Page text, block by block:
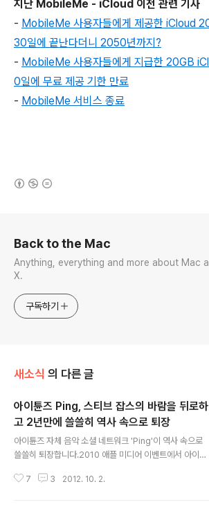
지난 MobileMe - iCloud 이전 관련 기사
- MobileMe 사용자들에게 제공한 iCloud
30일에 끝난다더니 2050년까지?
- MobileMe 사용자들에게 지급한 20GB
0일에 무료 제공 기한 만료
- MobileMe 서비스 종료
Back to the Mac
Anything, everything and more about Mac
X.
구독하기
새소식 의 다른 글
아이튠즈 Ping, 스티브 잡스의 바람을 뒤로하
고 2년만에 쓸쓸히 역사 속으로 퇴장
아이튠즈 자체 음악 소셜 네트워크 'Ping'이 역사 속으로
쓸쓸히 퇴장합니다.2010 애플 미디어 이벤트에서 아이튠
잡스가 직접 소개했지만, 스티브 잡스의 바람과는 달리 사
7 3 2012. 10. 2.